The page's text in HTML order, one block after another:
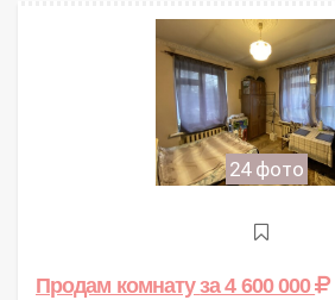
24 фото
Продам комнатуза 4 600 000